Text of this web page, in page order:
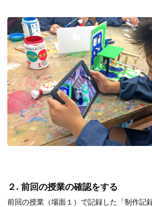
２. 前回の授業の確認をする
前回の授業（場面１）で記録した「制作記